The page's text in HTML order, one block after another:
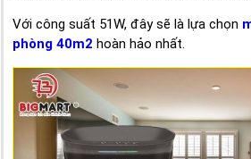
Với công suất 51W, đây sẽ là lựa chọn
phòng 40m2 hoàn hảo nhất.